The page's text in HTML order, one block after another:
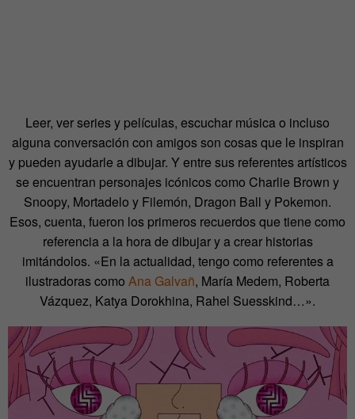
Leer, ver series y películas, escuchar música o incluso
alguna conversación con amigos son cosas que le inspiran
y pueden ayudarle a dibujar. Y entre sus referentes artísticos
se encuentran personajes icónicos como Charlie Brown y
Snoopy, Mortadelo y Filemón, Dragon Ball y Pokemon.
Esos, cuenta, fueron los primeros recuerdos que tiene como
referencia a la hora de dibujar y a crear historias
imitándolos. «En la actualidad, tengo como referentes a
ilustradoras como Ana Galvañ, María Medem, Roberta
Vázquez, Katya Dorokhina, Rahel Suesskind…».